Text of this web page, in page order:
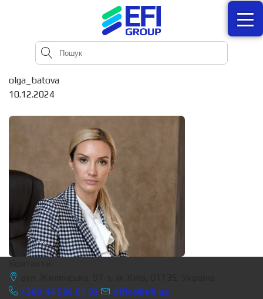
olga_batova
10.12.2024
+380 44 596 01 03
office@efi.ua